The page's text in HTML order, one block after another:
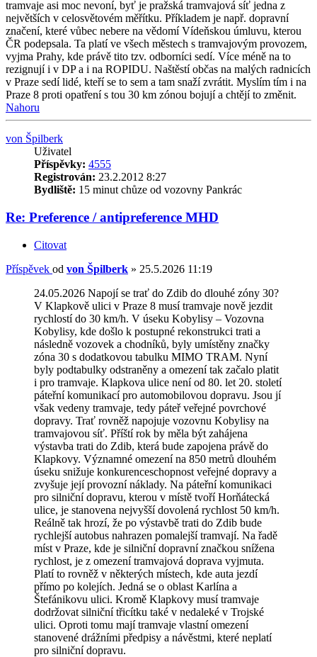
tramvaje asi moc nevoní, byť je pražská tramvajová síť jedna z
největších v celosvětovém měřítku. Příkladem je např. dopravní
značení, které vůbec nebere na vědomí Vídeňskou úmluvu, kterou
ČR podepsala. Ta platí ve všech městech s tramvajovým provozem,
vyjma Prahy, kde právě tito tzv. odborníci sedí. Více méně na to
rezignují i v DP a i na ROPIDU. Naštěstí občas na malých radnicích
v Praze sedí lidé, kteří se to sem a tam snaží zvrátit. Myslím tím i na
Praze 8 proti opatření s tou 30 km zónou bojují a chtějí to změnit.
Nahoru
von Špilberk
Uživatel
Příspěvky: 4555
Registrován: 23.2.2012 8:27
Bydliště: 15 minut chůze od vozovny Pankrác
Re: Preference / antipreference MHD
Citovat
Příspěvek od von Špilberk » 25.5.2026 11:19
24.05.2026 Napojí se trať do Zdib do dlouhé zóny 30?
V Klapkově ulici v Praze 8 musí tramvaje nově jezdit
rychlostí do 30 km/h. V úseku Kobylisy – Vozovna
Kobylisy, kde došlo k postupné rekonstrukci trati a
následně vozovek a chodníků, byly umístěny značky
zóna 30 s dodatkovou tabulku MIMO TRAM. Nyní
byly podtabulky odstraněny a omezení tak začalo platit
i pro tramvaje. Klapkova ulice není od 80. let 20. století
páteřní komunikací pro automobilovou dopravu. Jsou jí
však vedeny tramvaje, tedy páteř veřejné povrchové
dopravy. Trať rovněž napojuje vozovnu Kobylisy na
tramvajovou síť. Příští rok by měla být zahájena
výstavba trati do Zdib, která bude zapojena právě do
Klapkovy. Významné omezení na 850 metrů dlouhém
úseku snižuje konkurenceschopnost veřejné dopravy a
zvyšuje její provozní náklady. Na páteřní komunikaci
pro silniční dopravu, kterou v místě tvoří Horňátecká
ulice, je stanovena nejvyšší dovolená rychlost 50 km/h.
Reálně tak hrozí, že po výstavbě trati do Zdib bude
rychlejší autobus nahrazen pomalejší tramvají. Na řadě
míst v Praze, kde je silniční dopravní značkou snížena
rychlost, je z omezení tramvajová doprava vyjmuta.
Platí to rovněž v některých místech, kde auta jezdí
přímo po kolejích. Jedná se o oblast Karlína a
Štefánikovu ulici. Kromě Klapkovy musí tramvaje
dodržovat silniční třicítku také v nedaleké v Trojské
ulici. Oproti tomu mají tramvaje vlastní omezení
stanovené drážními předpisy a návěstmi, které neplatí
pro silniční dopravu.